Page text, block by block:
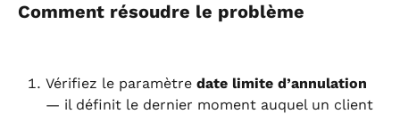
Comment résoudre le problème
Vérifiez le paramètre date limite d’annulation
— il définit le dernier moment auquel un client